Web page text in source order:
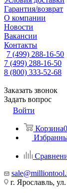
Гарантия/возврат
О компании
Новости
Вакансии
Контакты
7 (499) 288-16-50
7 (499) 288-16-50
8 (800) 333-52-68
Заказать звонок
Задать вопрос
Войти
Корзина0
г. Ярославль,